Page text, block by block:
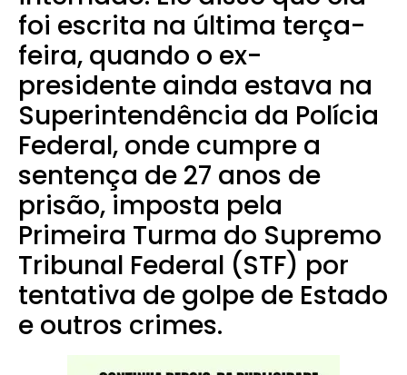
foi escrita na última terça-
feira, quando o ex-
presidente ainda estava na
Superintendência da Polícia
Federal, onde cumpre a
sentença de 27 anos de
prisão, imposta pela
Primeira Turma do Supremo
Tribunal Federal (STF) por
tentativa de golpe de Estado
e outros crimes.